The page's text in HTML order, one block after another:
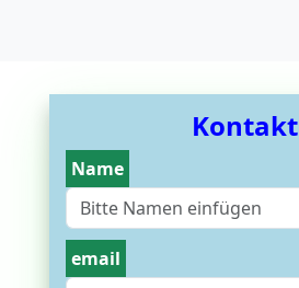
Kontakt
Name
email